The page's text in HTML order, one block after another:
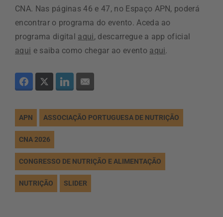
CNA. Nas páginas 46 e 47, no Espaço APN, poderá
encontrar o programa do evento. Aceda ao
programa digital aqui, descarregue a app oficial
aqui e saiba como chegar ao evento aqui.
APN ASSOCIAÇÃO PORTUGUESA DE NUTRIÇÃO
CNA 2026
CONGRESSO DE NUTRIÇÃO E ALIMENTAÇÃO
NUTRIÇÃO SLIDER